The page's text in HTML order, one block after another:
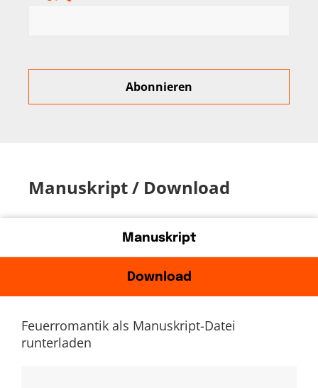
Manuskript / Download
Manuskript
Download
Feuerromantik als Manuskript-Datei
runterladen